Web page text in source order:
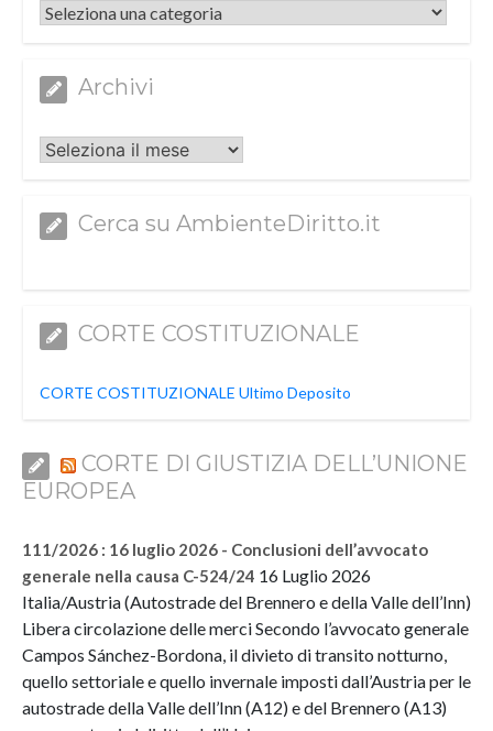
Categorie
Archivi
Archivi
Cerca su AmbienteDiritto.it
CORTE COSTITUZIONALE
CORTE COSTITUZIONALE Ultimo Deposito
CORTE DI GIUSTIZIA DELL’UNIONE
EUROPEA
111/2026 : 16 luglio 2026 - Conclusioni dell’avvocato
generale nella causa C-524/24 16 Luglio 2026
Italia/Austria (Autostrade del Brennero e della Valle dell’Inn)
Libera circolazione delle merci Secondo l’avvocato generale
Campos Sánchez-Bordona, il divieto di transito notturno,
quello settoriale e quello invernale imposti dall’Austria per le
autostrade della Valle dell’Inn (A12) e del Brennero (A13)